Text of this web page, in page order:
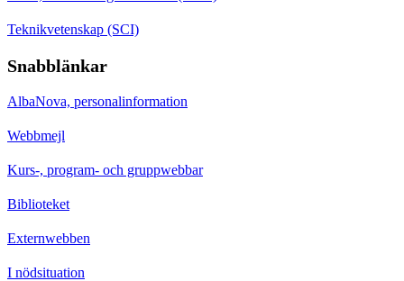
Teknikvetenskap (SCI)
Snabblänkar
AlbaNova, personalinformation
Webbmejl
Kurs-, program- och gruppwebbar
Biblioteket
Externwebben
I nödsituation